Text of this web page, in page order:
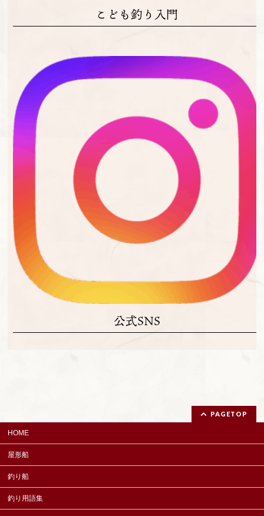
こども釣り入門
公式SNS
PAGETOP
HOME
屋形船
釣り船
釣り用語集